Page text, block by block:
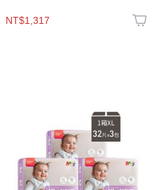
NT$1,317